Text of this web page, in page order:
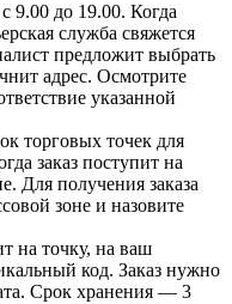
9.00 до 19.00. Когда
служба свяжется
предложит выбрать
адрес. Осмотрите
указанной
торговых точек для
заказ поступит на
Для получения заказа
зоне и назовите
на точку, на ваш
код. Заказ нужно
Срок хранения — 3